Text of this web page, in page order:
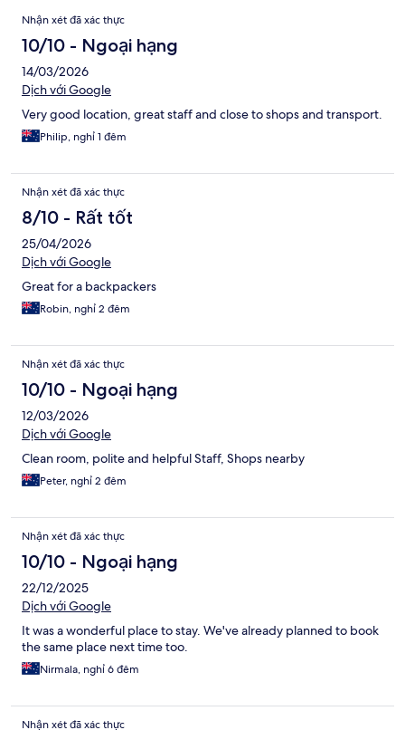
Nhận
xét
Nhận xét đã xác thực
10/10 - Ngoại hạng
14/03/2026
Dịch với Google
Very good location, great staff and close to shops and transport.
Philip, nghỉ 1 đêm
Nhận xét đã xác thực
8/10 - Rất tốt
25/04/2026
Dịch với Google
Great for a backpackers
Robin, nghỉ 2 đêm
Nhận xét đã xác thực
10/10 - Ngoại hạng
12/03/2026
Dịch với Google
Clean room, polite and helpful Staff, Shops nearby
Peter, nghỉ 2 đêm
Nhận xét đã xác thực
10/10 - Ngoại hạng
22/12/2025
Dịch với Google
It was a wonderful place to stay. We've already planned to book
the same place next time too.
Nirmala, nghỉ 6 đêm
Nhận xét đã xác thực